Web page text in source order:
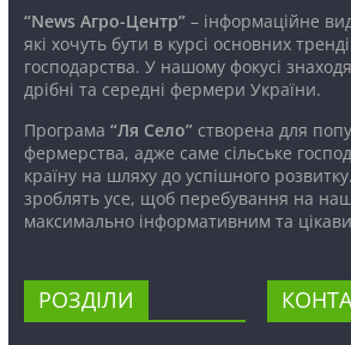
“News Агро-Центр”– інформаційне
які хочуть бути в курсі основних
господарства. У нашому фокусі
дрібні та середні фермери України.
Програма “Ля Село”створена для
фермерства, адже саме сільське
країну на шляху до успішного
зроблять усе, щоб перебування на
максимально інформативним та
РОЗДІЛИ